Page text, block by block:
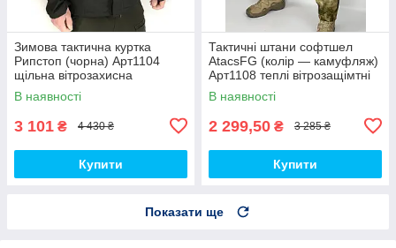
Зимова тактична куртка
Рипстоп (чорна) Арт1104
щільна вітрозахисна
водовідштовхувальна топ
В наявності
3 101 ₴ 4 430 ₴
Купити
Тактичні штани софтшел
AtacsFG (колір — камуфляж)
Арт1108 теплі вітрозащімтні
водовідштовхувальні на флісі
топ
В наявності
2 299,50 ₴ 3 285 ₴
Купити
Показати ще